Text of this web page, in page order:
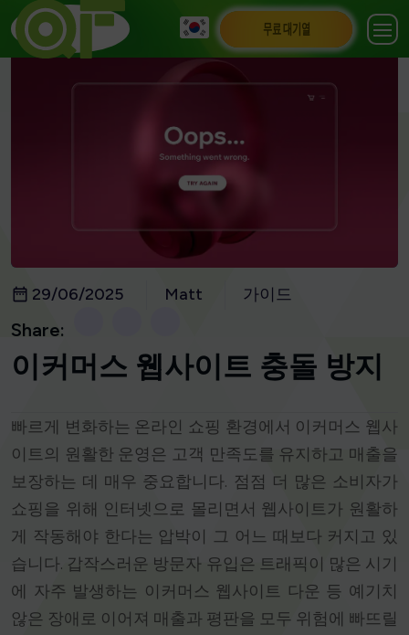
무료 대기열
29/06/2025 Matt 가이드
Share:
이커머스 웹사이트 충돌 방지
빠르게 변화하는 온라인 쇼핑 환경에서 이커머스 웹사
이트의 원활한 운영은 고객 만족도를 유지하고 매출을
보장하는 데 매우 중요합니다. 점점 더 많은 소비자가
쇼핑을 위해 인터넷으로 몰리면서 웹사이트가 원활하
게 작동해야 한다는 압박이 그 어느 때보다 커지고 있
습니다. 갑작스러운 방문자 유입은 트래픽이 많은 시기
에 자주 발생하는 이커머스 웹사이트 다운 등 예기치
않은 장애로 이어져 매출과 평판을 모두 위험에 빠뜨릴